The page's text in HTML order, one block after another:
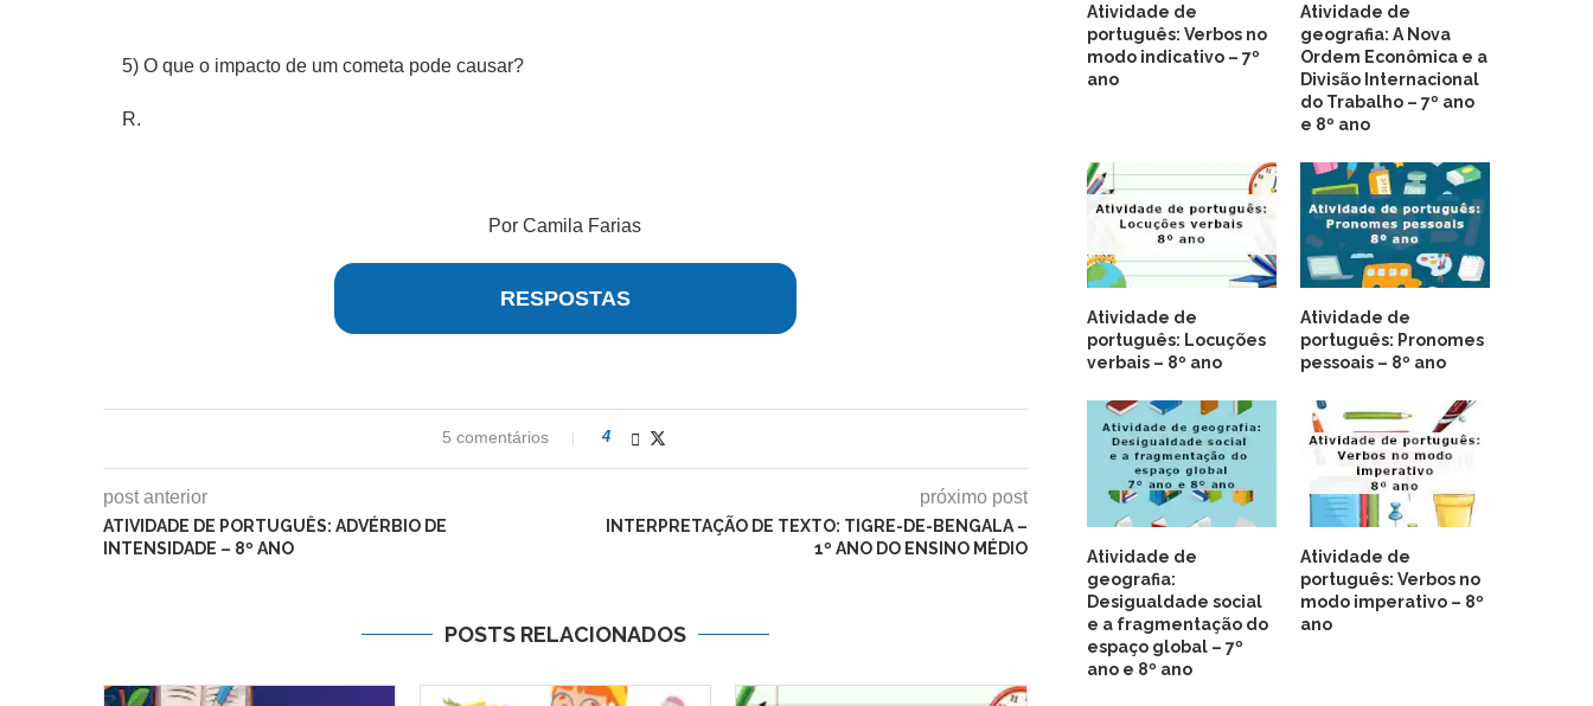
5) O que o impacto de um cometa pode causar?
R.
Por Camila Farias
RESPOSTAS
5 comentários 4
post anterior
ATIVIDADE DE PORTUGUÊS: ADVÉRBIO DE
INTENSIDADE – 8º ANO
próximo post
INTERPRETAÇÃO DE TEXTO: TIGRE-DE-BENGALA –
1º ANO DO ENSINO MÉDIO
POSTS RELACIONADOS
Atividade de
português: Verbos no
modo indicativo – 7º
ano
Atividade de
geografia: A Nova
Ordem Econômica e a
Divisão Internacional
do Trabalho – 7º ano
e 8º ano
Atividade de
português: Locuções
verbais – 8º ano
Atividade de
português: Pronomes
pessoais – 8º ano
Atividade de
geografia:
Desigualdade social
e a fragmentação do
espaço global – 7º
ano e 8º ano
Atividade de
português: Verbos no
modo imperativo – 8º
ano